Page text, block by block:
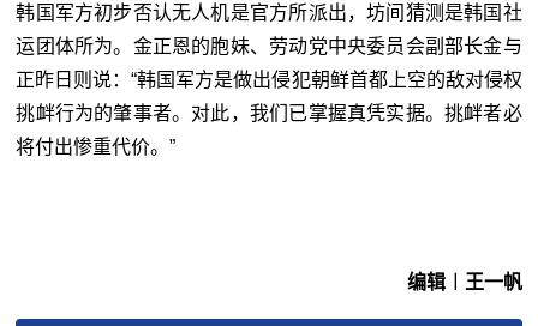
韩国军方初步否认无人机是官方所派出，坊间猜测是韩国社
运团体所为。金正恩的胞妹、劳动党中央委员会副部长金与
正昨日则说：“韩国军方是做出侵犯朝鲜首都上空的敌对侵权
挑衅行为的肇事者。对此，我们已掌握真凭实据。挑衅者必
将付出惨重代价。”
编辑︱王一帆